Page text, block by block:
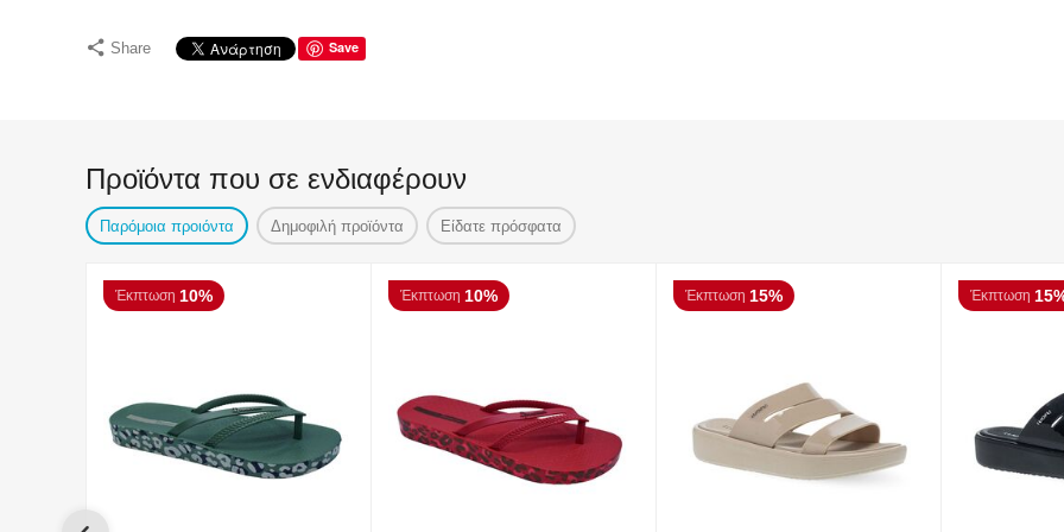
Share Save
Προϊόντα που σε ενδιαφέρουν
Παρόμοια προιόντα Δημοφιλή προϊόντα Είδατε πρόσφατα
Έκπτωση 10% Έκπτωση 10% Έκπτωση 15% Έκπτωση